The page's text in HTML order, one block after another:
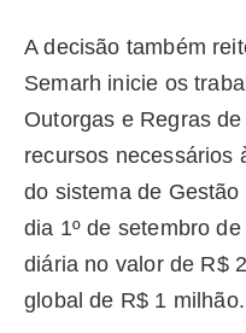
A decisão também
Semarh inicie os
Outorgas e Regras
recursos necessários
do sistema de
dia 1º de setembro
diária no valor de R$
global de R$ 1 milhão.